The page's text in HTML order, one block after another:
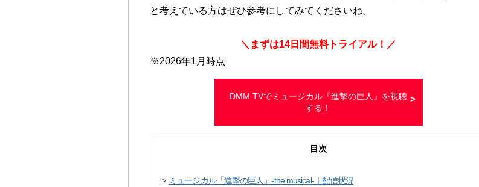
と考えている方はぜひ参考にしてみてくださいね。
＼まずは14日間無料トライアル！／
※2026年1月時点
DMM TVでミュージカル『進撃の巨人』を視聴
する！
目次
> ミュージカル「進撃の巨人」-the musical-｜配信状況